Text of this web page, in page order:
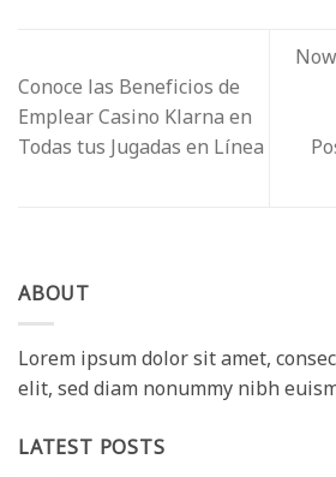
Conoce las Beneficios de
Emplear Casino Klarna en
Todas tus Jugadas en Línea
ABOUT
Lorem ipsum dolor sit amet,
elit, sed diam nonummy nibh
LATEST POSTS